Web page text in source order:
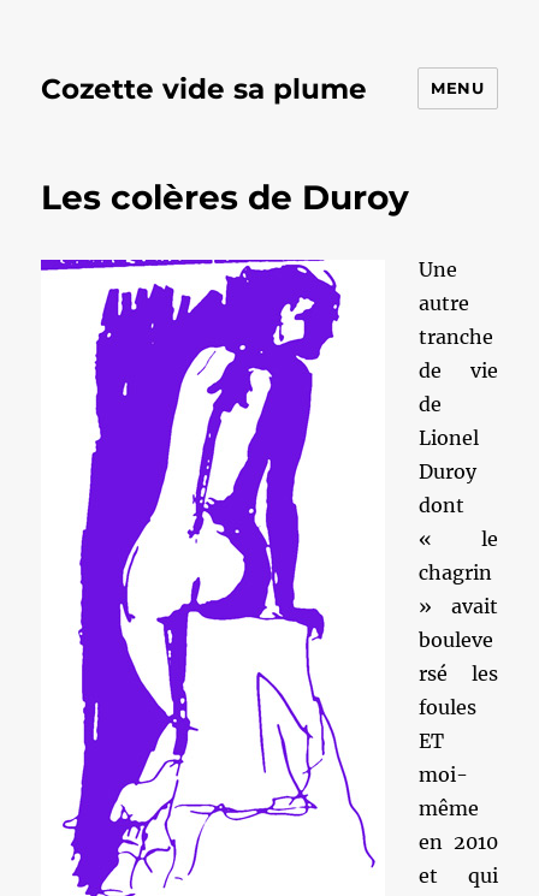
Cozette vide sa plume MENU
Les colères de Duroy
Une
autre
tranche
de vie
de
Lionel
Duroy
dont
« le
chagrin
» avait
bouleve
rsé les
foules
ET
moi-
même
en 2010
et qui